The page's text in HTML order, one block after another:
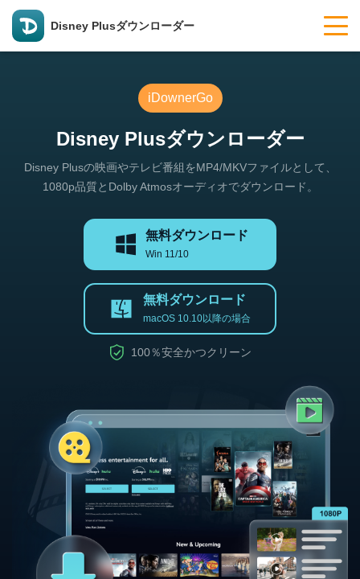
Disney Plusダウンローダー
iDownerGo
Disney Plusダウンローダー
Disney Plusの映画やテレビ番組をMP4/MKVファイルとして、
1080p品質とDolby Atmosオーディオでダウンロード。
無料ダウンロード
Win 11/10
無料ダウンロード
macOS 10.10以降の場合
100％安全かつクリーン